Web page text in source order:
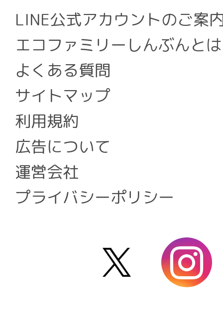
LINE公式アカウントのご案
エコファミリーしんぶんとは
よくある質問
サイトマップ
利用規約
広告について
運営会社
プライバシーポリシー